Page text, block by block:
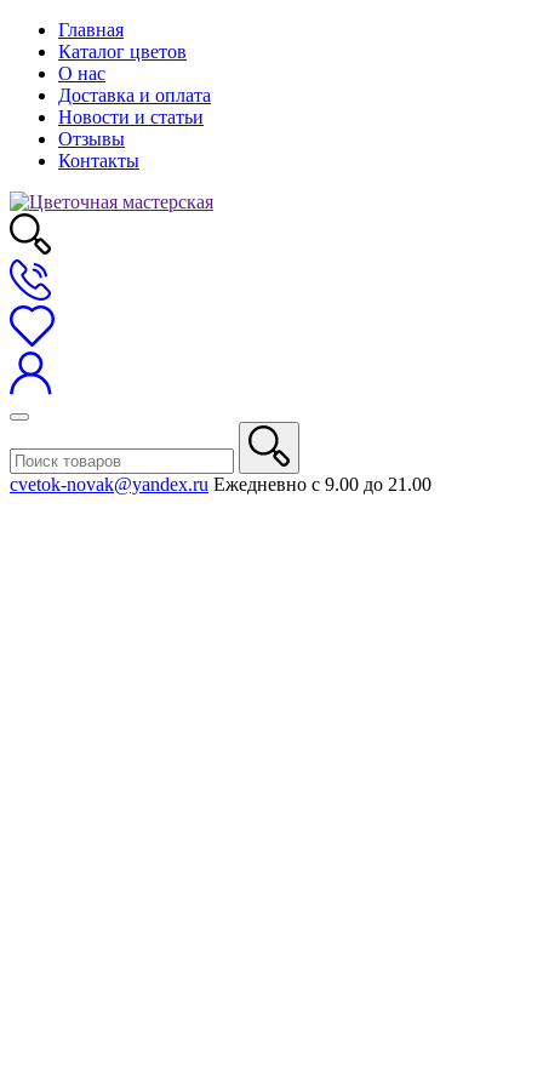
Главная
Каталог цветов
О нас
Доставка и оплата
Новости и статьи
Отзывы
Контакты
cvetok-novak@yandex.ru Ежедневно с 9.00 до 21.00